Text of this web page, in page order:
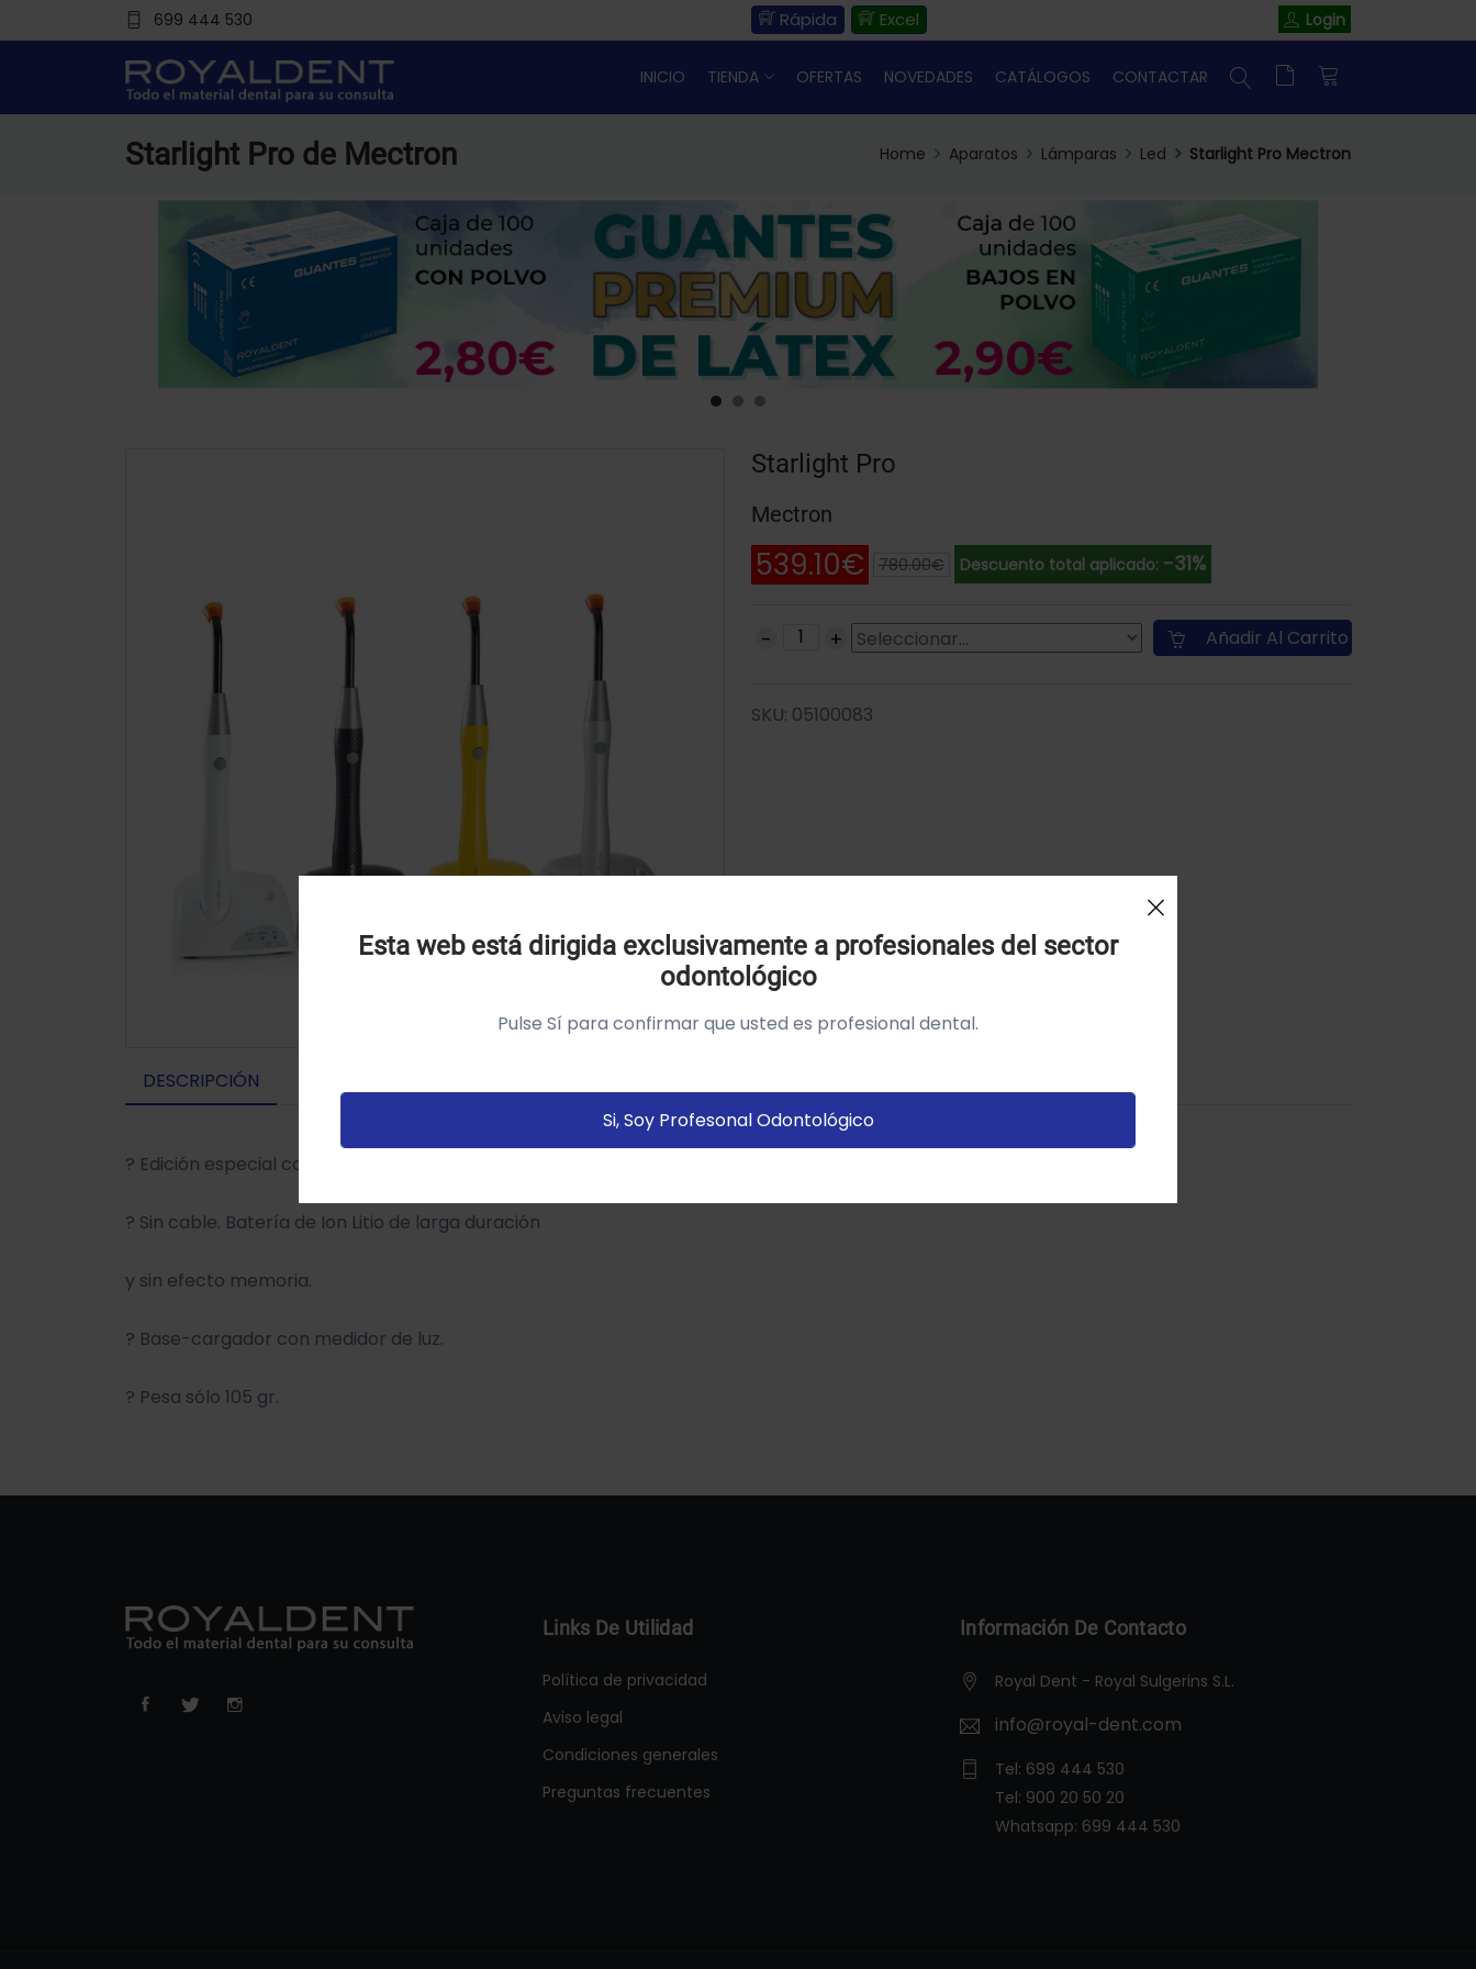
699 444 530 Rápida Excel Login
INICIO TIENDA OFERTAS NOVEDADES CATÁLOGOS CONTACTAR
Starlight Pro de Mectron Home Aparatos Lámparas Led Starlight Pro Mectron
Starlight Pro
Mectron
539.10€ 780.00€ Descuento total aplicado: -31%
Añadir Al Carrito
SKU: 05100083
DESCRIPCIÓN
? Edición especial con terminación con textura tipo fibra de carbono.
? Sin cable. Batería de Ion Litio de larga duración
y sin efecto memoria.
? Base-cargador con medidor de luz.
? Pesa sólo 105 gr.
Links De Utilidad
Política de privacidad
Aviso legal
Condiciones generales
Preguntas frecuentes
Información De Contacto
Royal Dent - Royal Sulgerins S.L.
info@royal-dent.com
Tel: 699 444 530
Tel: 900 20 50 20
Whatsapp: 699 444 530
Utilizamos cookies própias y de terceros para analizar el
tus preferencias sobre la base de un perfil elaborado a
vistitadas).Política de cookies
Esta web está dirigida exclusivamente a profesionales del sector
odontológico
Pulse Sí para confirmar que usted es profesional dental.
Si, Soy Profesonal Odontológico